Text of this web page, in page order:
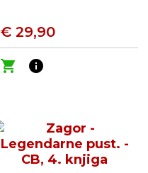
€ 29,90
shopping_cart
info